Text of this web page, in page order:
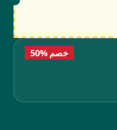
50% خصم